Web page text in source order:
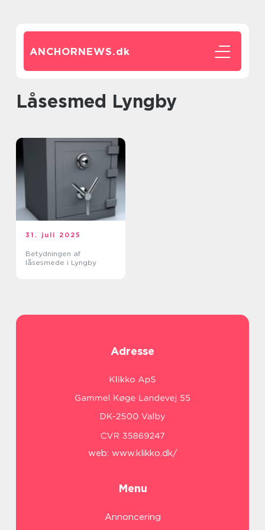
ANCHORNEWS.dk
låsesmed Lyngby
31. juli 2025
Betydningen af
låsesmede i Lyngby
Adresse
web: www.klikko.dk/
Menu
Annoncering